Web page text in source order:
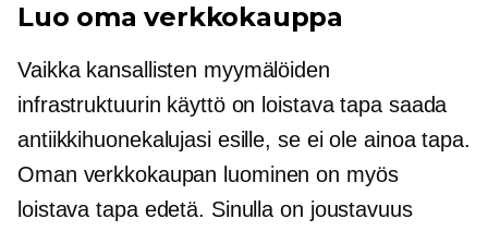
Luo oma verkkokauppa
Vaikka kansallisten myymälöiden
infrastruktuurin käyttö on loistava tapa saada
antiikkihuonekalujasi esille, se ei ole ainoa tapa.
Oman verkkokaupan luominen on myös
loistava tapa edetä. Sinulla on joustavuus